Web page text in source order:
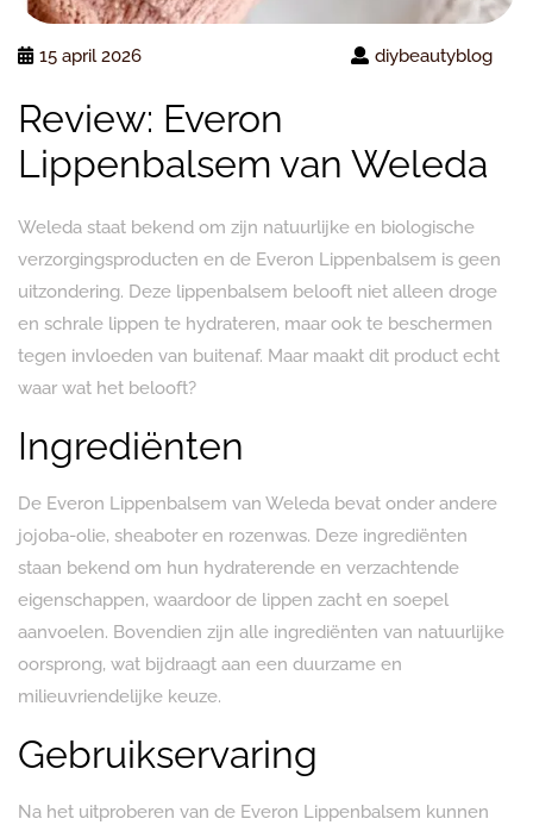
15 april 2026 diybeautyblog
Review: Everon
Lippenbalsem van Weleda
Weleda staat bekend om zijn natuurlijke en biologische
verzorgingsproducten en de Everon Lippenbalsem is geen
uitzondering. Deze lippenbalsem belooft niet alleen droge
en schrale lippen te hydrateren, maar ook te beschermen
tegen invloeden van buitenaf. Maar maakt dit product echt
waar wat het belooft?
Ingrediënten
De Everon Lippenbalsem van Weleda bevat onder andere
jojoba-olie, sheaboter en rozenwas. Deze ingrediënten
staan bekend om hun hydraterende en verzachtende
eigenschappen, waardoor de lippen zacht en soepel
aanvoelen. Bovendien zijn alle ingrediënten van natuurlijke
oorsprong, wat bijdraagt aan een duurzame en
milieuvriendelijke keuze.
Gebruikservaring
Na het uitproberen van de Everon Lippenbalsem kunnen